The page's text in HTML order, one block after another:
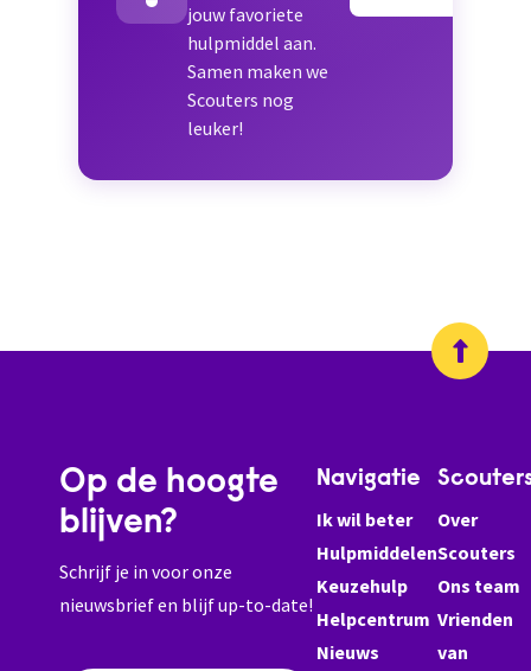
jouw favoriete
hulpmiddel aan.
Samen maken we
Scouters nog
leuker!
Op de hoogte
blijven?
Schrijf je in voor onze
nieuwsbrief en blijf up-to-date!
Navigatie
Ik wil beter
Hulpmiddelen
Keuzehulp
Helpcentrum
Nieuws
Over
Scouters
Ons team
Vrienden
van